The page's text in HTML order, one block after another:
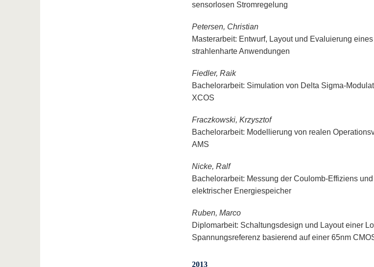
sensorlosen Stromregelung
Petersen, Christian
Masterarbeit: Entwurf, Layout und Evaluierung
strahlenharte Anwendungen
Fiedler, Raik
Bachelorarbeit: Simulation von Delta Sigma-
XCOS
Fraczkowski, Krzysztof
Bachelorarbeit: Modellierung von realen
AMS
Nicke, Ralf
Bachelorarbeit: Messung der Coulomb-Effiziens
elektrischer Energiespeicher
Ruben, Marco
Diplomarbeit: Schaltungsdesign und Layout einer
Spannungsreferenz basierend auf einer 65nm
2013